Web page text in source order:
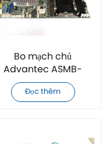
Bo mạch chủ
Advantec ASMB-
782G2-00A1E hoàn
toàn mới
Đọc thêm